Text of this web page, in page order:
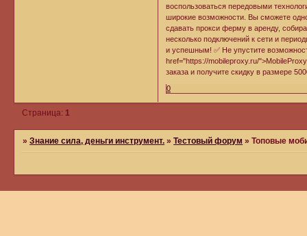
воспользоваться передовыми
широкие возможности. Вы сможете
сдавать прокси ферму в аренду,
несколько подключений к сети и
и успешным! ✅ Не упустите
href="https://mobileproxy.ru/
заказа и получите скидку в размере
0
Страница: 1
»Знание сила, деньги инструмент. »Тестовый форум »Топовые